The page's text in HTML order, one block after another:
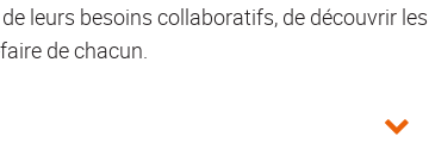
leurs besoins collaboratifs, de découvrir les
de chacun.